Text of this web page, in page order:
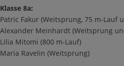
Klasse 8a:
Patric Fakur (Weitsprung, 75 m-Lauf
Alexander Meinhardt (Weitsprung
Lilia Mitomi (800 m-Lauf)
Maria Ravelin (Weitsprung)